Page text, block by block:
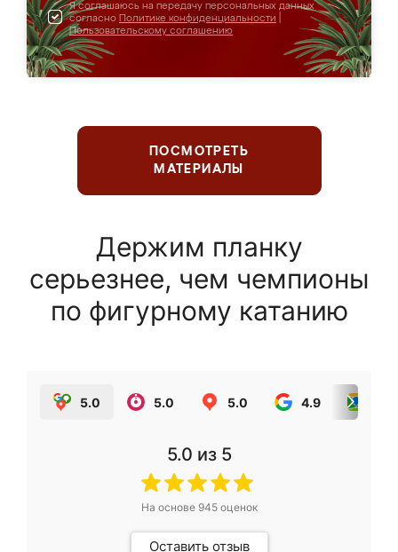
Я соглашаюсь на передачу персональных данных
согласно Политике конфиденциальности
Пользовательскому соглашению
ПОСМОТРЕТЬ
МАТЕРИАЛЫ
Держим планку
серьезнее, чем чемпионы
по фигурному катанию
5.0 5.0 5.0 4.9
5.0 из 5
На основе 945оценок
Оставить отзыв